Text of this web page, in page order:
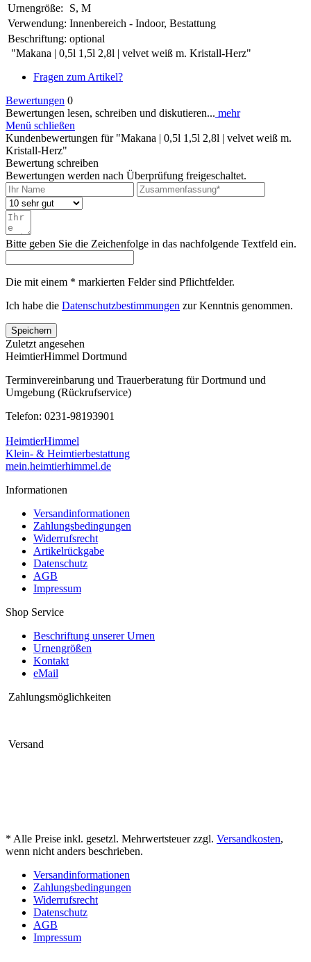
Urnengröße:
S, M
Verwendung: Innenbereich - Indoor, Bestattung
Beschriftung: optional
"Makana | 0,5l 1,5l 2,8l | velvet weiß m. Kristall-Herz"
Fragen zum Artikel?
Bewertungen 0
Bewertungen lesen, schreiben und diskutieren... mehr
Menü schließen
Kundenbewertungen für "Makana | 0,5l 1,5l 2,8l | velvet weiß m.
Kristall-Herz"
Bewertung schreiben
Bewertungen werden nach Überprüfung freigeschaltet.
Bitte geben Sie die Zeichenfolge in das nachfolgende Textfeld ein.
Die mit einem * markierten Felder sind Pflichtfelder.
Ich habe die Datenschutzbestimmungen zur Kenntnis genommen.
Speichern
Zuletzt angesehen
HeimtierHimmel Dortmund
Terminvereinbarung und Trauerberatung für Dortmund und
Umgebung (Rückrufservice)
Telefon: 0231-98193901
HeimtierHimmel
Klein- & Heimtierbestattung
mein.heimtierhimmel.de
Informationen
Versandinformationen
Zahlungsbedingungen
Widerrufsrecht
Artikelrückgabe
Datenschutz
AGB
Impressum
Shop Service
Beschriftung unserer Urnen
Urnengrößen
Kontakt
eMail
Zahlungsmöglichkeiten
Versand
* Alle Preise inkl. gesetzl. Mehrwertsteuer zzgl. Versandkosten,
wenn nicht anders beschrieben.
Versandinformationen
Zahlungsbedingungen
Widerrufsrecht
Datenschutz
AGB
Impressum